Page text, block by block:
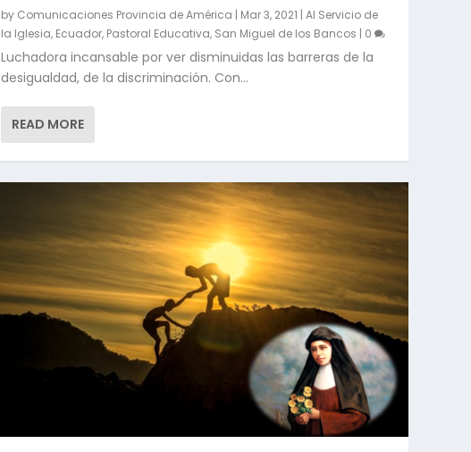
by Comunicaciones Provincia de América | Mar 3, 2021 |Al Servicio de
la Iglesia, Ecuador, Pastoral Educativa, San Miguel de los Bancos | 0
Luchadora incansable por ver disminuidas las barreras de la
desigualdad, de la discriminación. Con...
READ MORE